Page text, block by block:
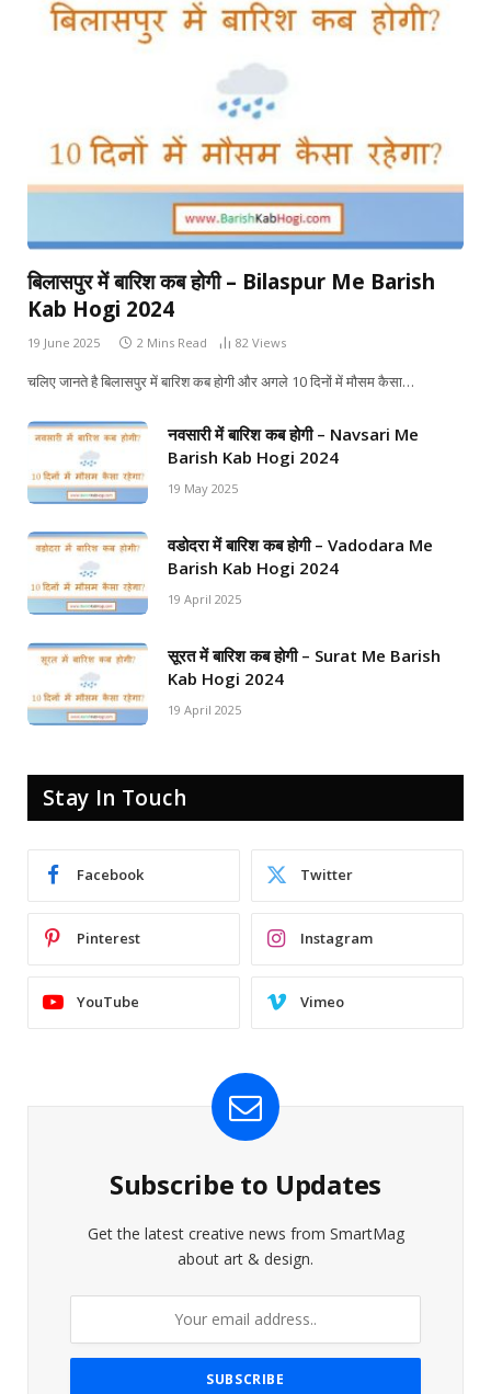
बिलासपुर में बारिश कब होगी – Bilaspur Me Barish
Kab Hogi 2024
19 June 2025 2 Mins Read 82 Views
चलिए जानते है बिलासपुर में बारिश कब होगी और अगले 10 दिनों में मौसम कैसा…
नवसारी में बारिश कब होगी – Navsari Me
Barish Kab Hogi 2024
19 May 2025
वडोदरा में बारिश कब होगी – Vadodara Me
Barish Kab Hogi 2024
19 April 2025
सूरत में बारिश कब होगी – Surat Me Barish
Kab Hogi 2024
19 April 2025
Stay In Touch
Facebook Twitter
Pinterest Instagram
YouTube Vimeo
Subscribe to Updates
Get the latest creative news from SmartMag
about art & design.